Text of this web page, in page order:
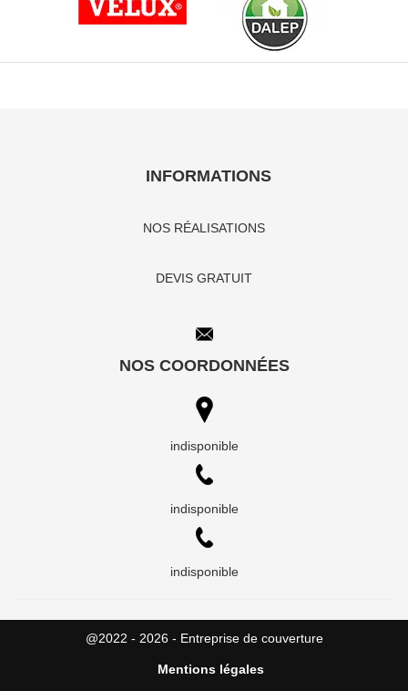
INFORMATIONS
NOS RÉALISATIONS
DEVIS GRATUIT
NOS COORDONNÉES
indisponible
indisponible
indisponible
@2022 - 2026 - Entreprise de couverture
Mentions légales